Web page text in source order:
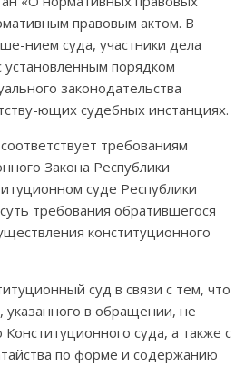
правовым актом. В
нием суда, участники дела
уста­новленным порядком
законода­тель­ст­ва
ющих судебных инстанциях.
требова­ниям
Закона Республики
суде Рес­пуб­­лики
требования обративше­гося
конституционного
суд в связи с тем, что
указанного в обращении, не
суда, а также с
по форме и содержанию